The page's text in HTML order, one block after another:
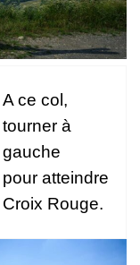
A ce col,
tourner à
gauche
pour atteindre
Croix Rouge.